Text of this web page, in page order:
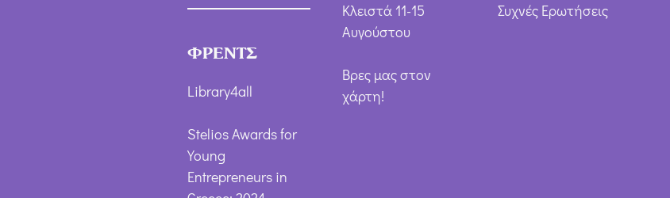
ΦΡΕΝΤΣ
Library4all
Stelios Awards for
Young
Entrepreneurs in
Κλειστά 11-15
Αυγούστου
Βρες μας στον
χάρτη!
Συχνές Ερωτήσεις